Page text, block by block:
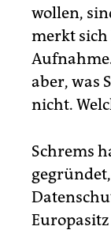
wollen,
merkt sich
aber, was
nicht.
Schrems
Europasitz